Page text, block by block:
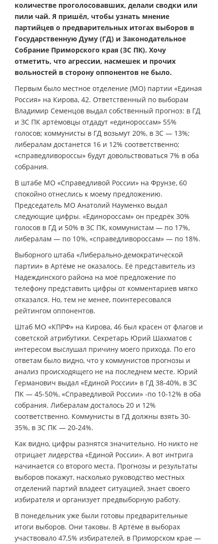
количестве проголосовавших, делали сводки или
пили чай. Я пришёл, чтобы узнать мнение
партийцев о предварительных итогах выборов в
Государственную Думу (ГД) и Законодательное
Собрание Приморского края (ЗС ПК). Хочу
отметить, что агрессии, насмешек и прочих
вольностей в сторону оппонентов не было.
Первым было местное отделение (МО) партии «Единая
Россия» на Кирова, 42. Ответственный по выборам
Владимир Семенцов выдал собственный прогноз: в ГД
и ЗС ПК артёмовцы отдадут «единороссам» 55%
голосов; коммунисты в ГД возьмут 20%, в ЗС — 13%;
либералам достанется 16 и 12% соответственно;
«справедливороссы» будут довольствоваться 7% в оба
собрания.
В штабе МО «Справедливой России» на Фрунзе, 60
спокойно отнеслись к моему предложению.
Председатель МО Анатолий Науменко выдал
следующие цифры. «Единороссам» он предрёк 30%
голосов в ГД и 50% в ЗС ПК, коммунистам — по 17%,
либералам — по 10%, «справедливороссам» — по 18%.
Выборного штаба «Либерально-демократической
партии» в Артёме не оказалось. Её представитель из
Надеждинского района на моё предложение по
телефону представить цифры от комментариев мягко
отказался. Но, тем не менее, поинтересовался
рейтингом оппонентов.
Штаб МО «КПРФ» на Кирова, 46 был красен от флагов и
советской атрибутики. Секретарь Юрий Шахматов с
интересом выслушал причину моего прихода. По его
ответам было видно, что у коммунистов прогнозы и
анализ происходящего не на последнем месте. Юрий
Германович выдал «Единой России» в ГД 38-40%, в ЗС
ПК — 45-50%, «Справедливой России» -по 10-12% в оба
собрания. Либералам досталось 20 и 12%
соответственно. Коммунисты в ГД должны взять 30-
35%, в ЗС ПК — 20-24%.
Как видно, цифры разнятся значительно. Но никто не
отрицает лидерства «Единой России». А вот интрига
начинается со второго места. Прогнозы и результаты
выборов покажут, насколько руководство местных
отделений партий владеет ситуацией, знает своего
избирателя и организует предвыборную работу.
В понедельник уже были готовы предварительные
итоги выборов. Они таковы. В Артёме в выборах
участвовало 47,5% избирателей, в Приморском крае —